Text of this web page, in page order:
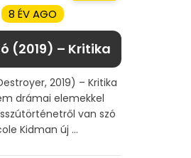
8 ÉV AGO
(2019) – Kritika
2019) – Kritika
drámai elemekkel
van szó
Kidman új ...